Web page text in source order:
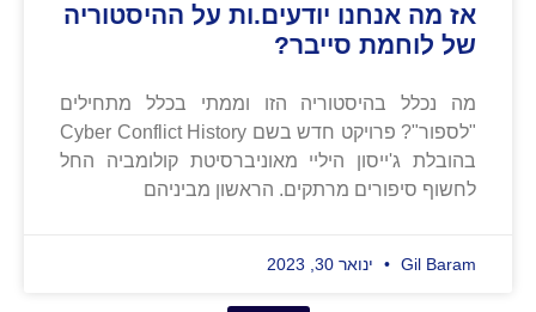
אז מה אנחנו יודעים.ות על ההיסטוריה
של לוחמת סייבר?
מה נכלל בהיסטוריה הזו וממתי בכלל מתחילים
"לספור"? פרויקט חדש בשם Cyber Conflict History
בהובלת ג'ייסון היליי מאוניברסיטת קולומביה החל
לחשוף סיפורים מרתקים. הראשון מביניהם
Gil Baram ינואר 30, 2023